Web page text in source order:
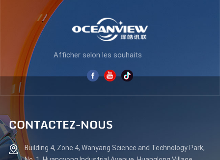
APPRENDRE
ENCORE PLUS
APPRENDRE
Afficher selon les souhaits
CONTACTEZ-NOUS
Building 4, Zone 4, Wanyang Science and Technology Park,